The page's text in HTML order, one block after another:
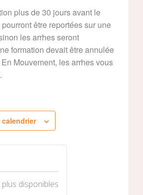
plus de 30 jours avant le
être reportées sur une
les arrhes seront
formation devait être annulée
Mouvement, les arrhes vous
disponibles